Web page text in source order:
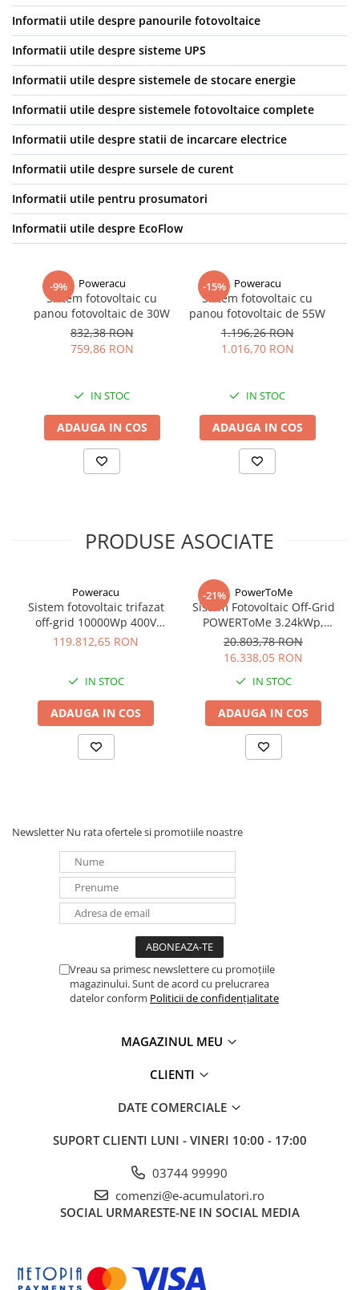
Informatii utile despre panourile fotovoltaice
Informatii utile despre sisteme UPS
Informatii utile despre sistemele de stocare energie
Informatii utile despre sistemele fotovoltaice complete
Informatii utile despre statii de incarcare electrice
Informatii utile despre sursele de curent
Informatii utile pentru prosumatori
Informatii utile despre EcoFlow
-9% Poweracu
Sistem fotovoltaic cu
panou fotovoltaic de 30W
832,38 RON
759,86 RON
IN STOC
ADAUGA IN COS
-15% Poweracu
Sistem fotovoltaic cu
panou fotovoltaic de 55W
1.196,26 RON
1.016,70 RON
IN STOC
ADAUGA IN COS
PRODUSE ASOCIATE
Poweracu
Sistem fotovoltaic trifazat
off-grid 10000Wp 400V
pentru irigatii
119.812,65 RON
IN STOC
ADAUGA IN COS
-21% PowerToMe
Sistem Fotovoltaic Off-Grid
POWERToMe 3.24kWp,
3000W, 8 x Acumulator
Ultracell 100Ah, 8 x Panou
Controler MPPT + Invertor
20.803,78 RON
16.338,05 RON
IN STOC
ADAUGA IN COS
Newsletter Nu rata ofertele si promotiile noastre
Vreau sa primesc newslettere cu promoțiile
magazinului. Sunt de acord cu prelucrarea
datelor conform Politicii de confidențialitate
MAGAZINUL MEU
CLIENTI
DATE COMERCIALE
SUPORT CLIENTI LUNI - VINERI 10:00 - 17:00
03744 99990
comenzi@e-acumulatori.ro
SOCIAL URMARESTE-NE IN SOCIAL MEDIA